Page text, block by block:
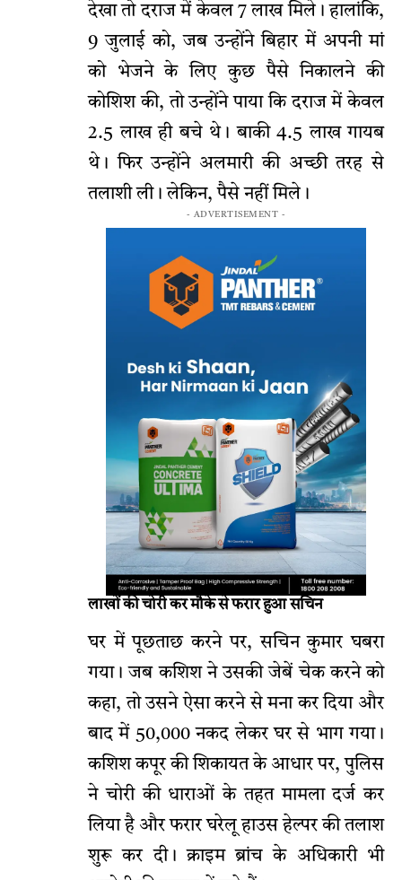
देखा तो दराज में केवल 7 लाख मिले। हालांकि,
9 जुलाई को, जब उन्होंने बिहार में अपनी मां
को भेजने के लिए कुछ पैसे निकालने की
कोशिश की, तो उन्होंने पाया कि दराज में केवल
2.5 लाख ही बचे थे। बाकी 4.5 लाख गायब
थे। फिर उन्होंने अलमारी की अच्छी तरह से
तलाशी ली। लेकिन, पैसे नहीं मिले।
- ADVERTISEMENT -
लाखों की चोरी कर मौके से फरार हुआ सचिन
घर में पूछताछ करने पर, सचिन कुमार घबरा
गया। जब कशिश ने उसकी जेबें चेक करने को
कहा, तो उसने ऐसा करने से मना कर दिया और
बाद में 50,000 नकद लेकर घर से भाग गया।
कशिश कपूर की शिकायत के आधार पर, पुलिस
ने चोरी की धाराओं के तहत मामला दर्ज कर
लिया है और फरार घरेलू हाउस हेल्पर की तलाश
शुरू कर दी। क्राइम ब्रांच के अधिकारी भी